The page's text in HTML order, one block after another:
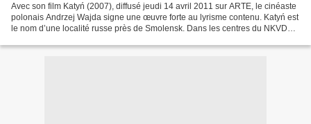
Avec son film Katyń (2007), diffusé jeudi 14 avril 2011 sur ARTE, le cinéaste
polonais Andrzej Wajda signe une œuvre forte au lyrisme contenu. Katyń est
le nom d’une localité russe près de Smolensk. Dans les centres du NKVD